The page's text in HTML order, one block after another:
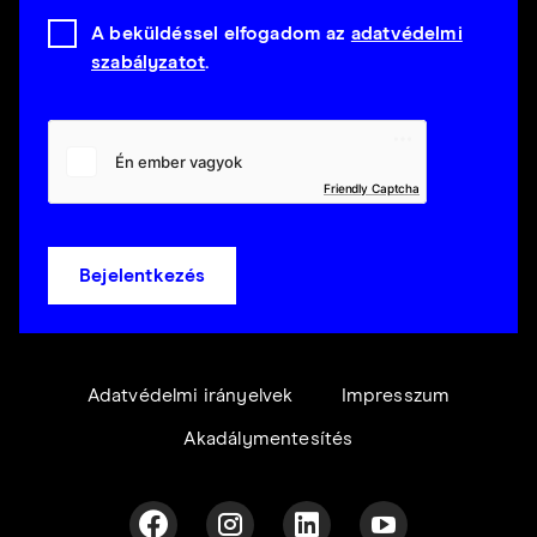
A beküldéssel elfogadom az adatvédelmi
szabályzatot.
Friendly Captcha
Bejelentkezés
Adatvédelmi irányelvek Impresszum
Akadálymentesítés